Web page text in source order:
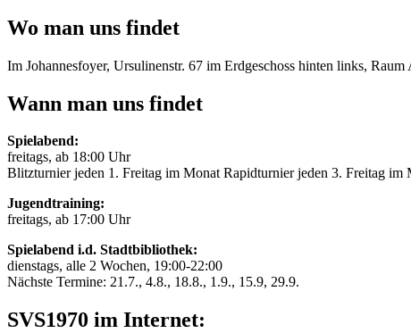
Wo man uns findet
Im Johannesfoyer, Ursulinenstr. 67 im Erdgeschoss hinten links,
Wann man uns findet
Spielabend:
freitags, ab 18:00 Uhr
Blitzturnier jeden 1. Freitag im Monat Rapidturnier jeden 3. Freitag im
Jugendtraining:
freitags, ab 17:00 Uhr
Spielabend i.d. Stadtbibliothek:
dienstags, alle 2 Wochen, 19:00-22:00
Nächste Termine: 21.7., 4.8., 18.8., 1.9., 15.9, 29.9.
SVS1970 im Internet: